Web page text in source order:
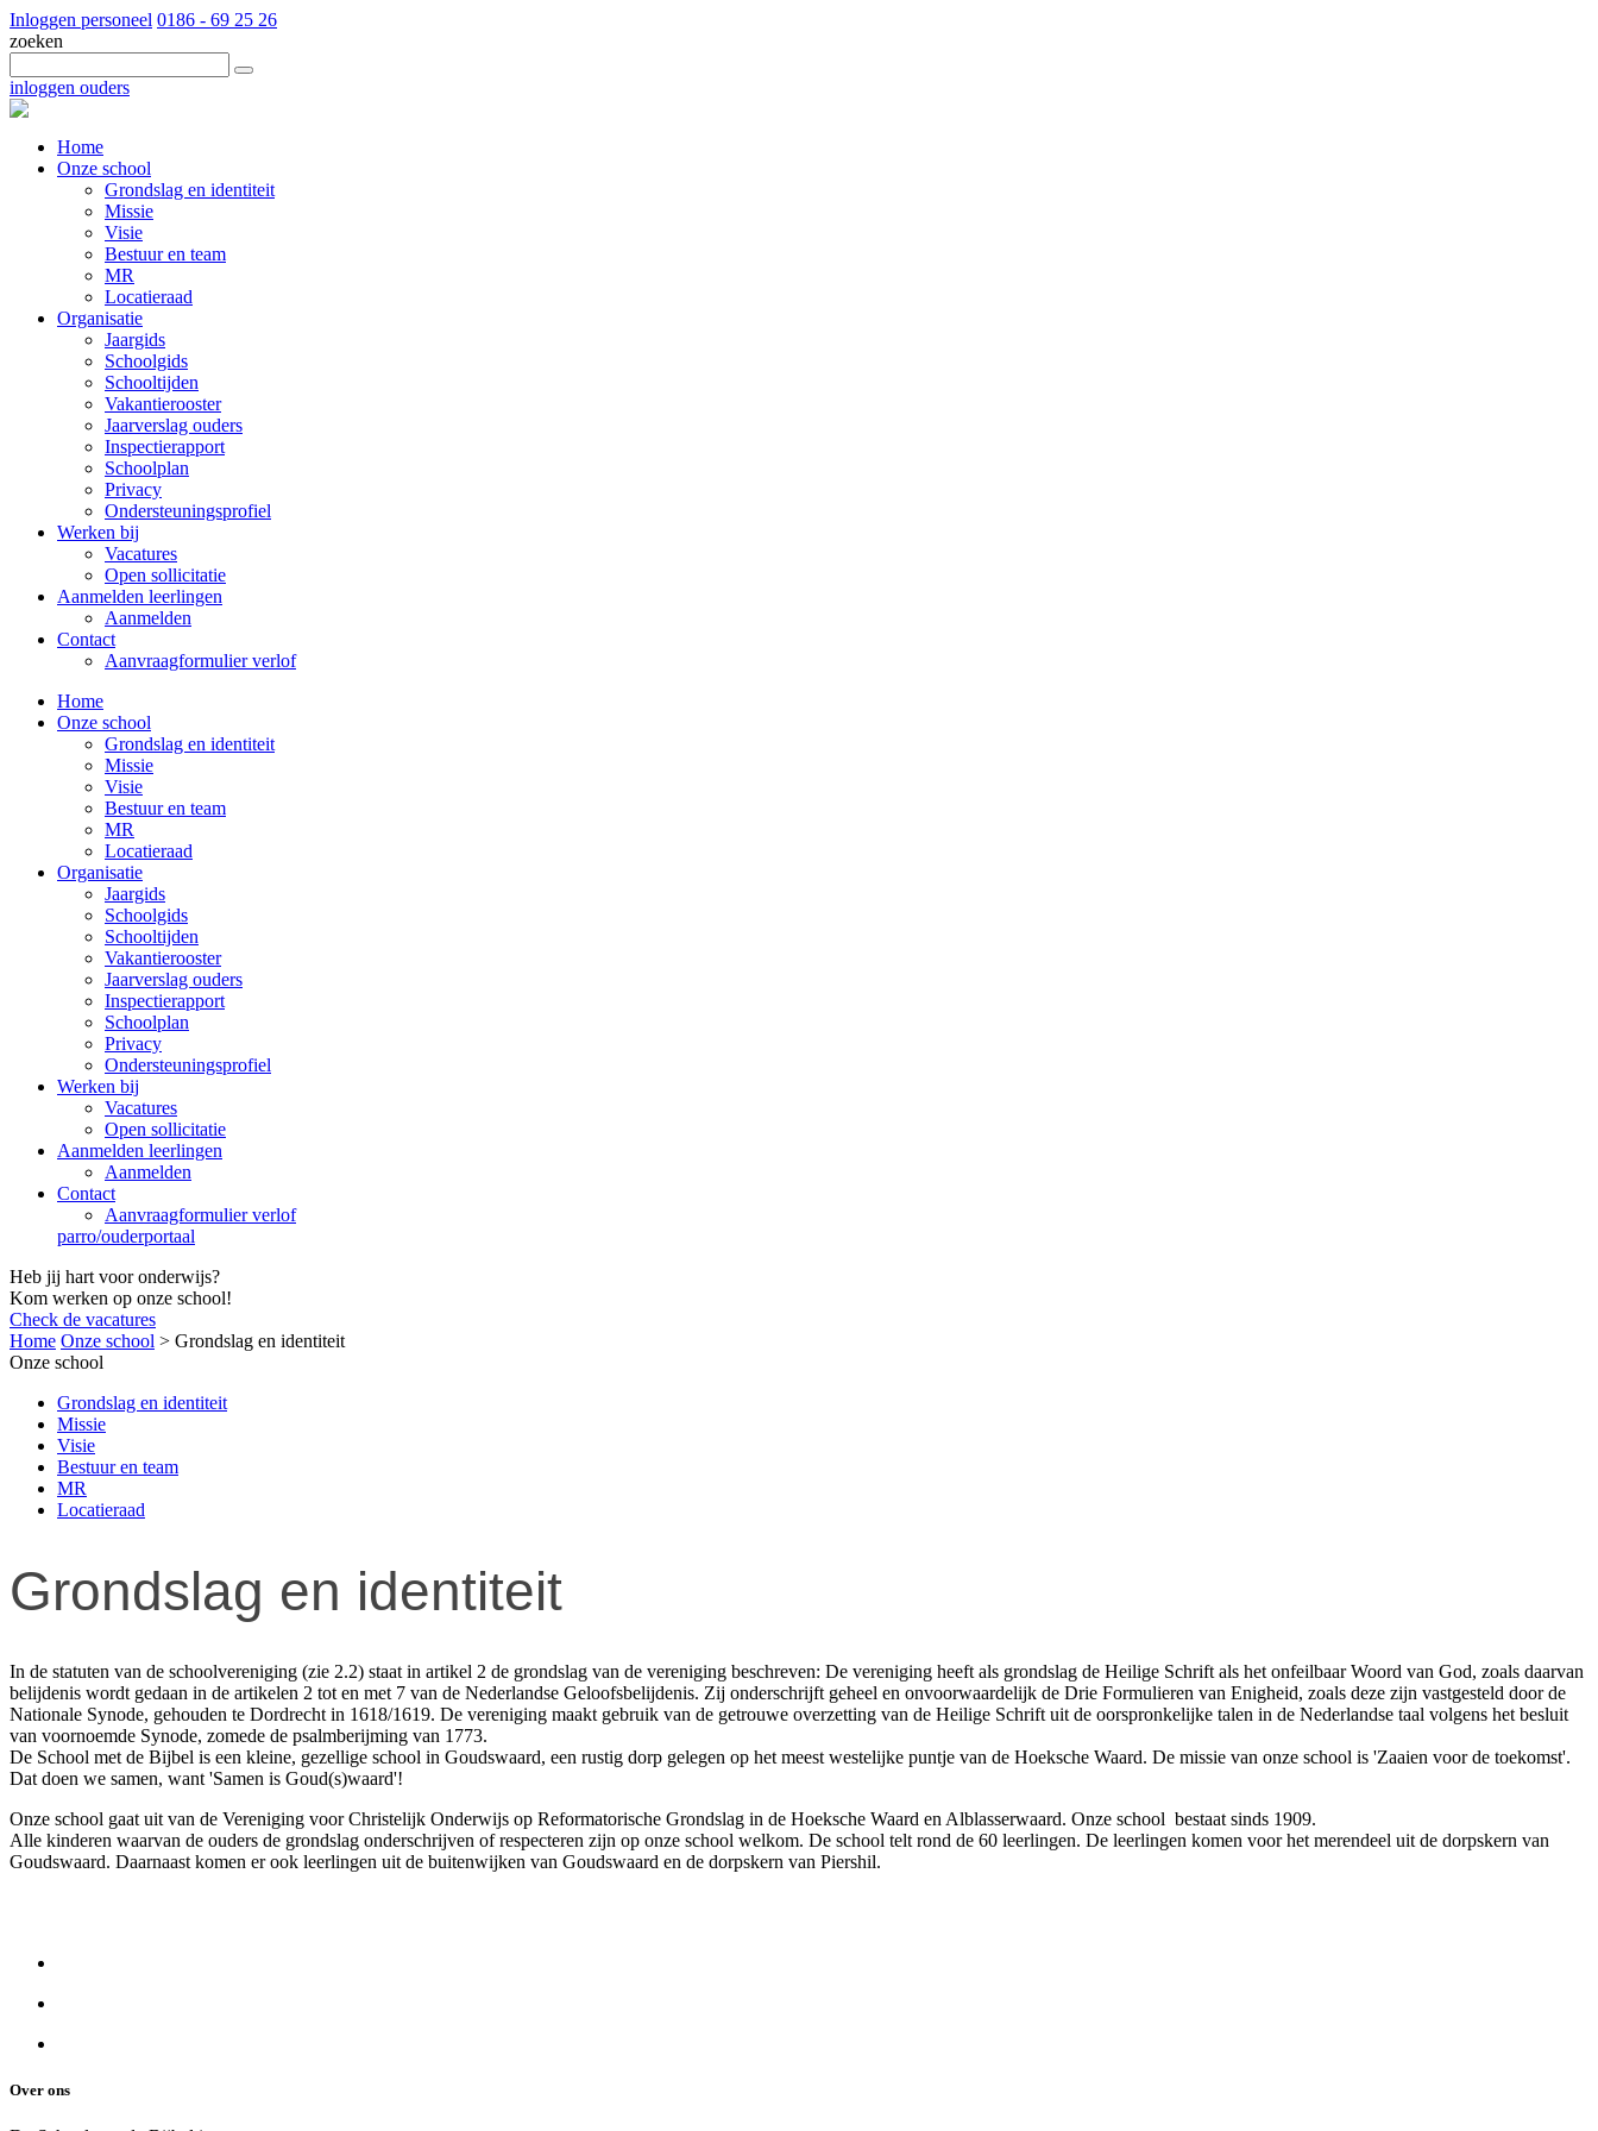
Inloggen personeel 0186 - 69 25 26
zoeken
inloggen ouders
Home
Onze school
Grondslag en identiteit
Missie
Visie
Bestuur en team
MR
Locatieraad
Organisatie
Jaargids
Schoolgids
Schooltijden
Vakantierooster
Jaarverslag ouders
Inspectierapport
Schoolplan
Privacy
Ondersteuningsprofiel
Werken bij
Vacatures
Open sollicitatie
Aanmelden leerlingen
Aanmelden
Contact
Aanvraagformulier verlof
Home
Onze school
Grondslag en identiteit
Missie
Visie
Bestuur en team
MR
Locatieraad
Organisatie
Jaargids
Schoolgids
Schooltijden
Vakantierooster
Jaarverslag ouders
Inspectierapport
Schoolplan
Privacy
Ondersteuningsprofiel
Werken bij
Vacatures
Open sollicitatie
Aanmelden leerlingen
Aanmelden
Contact
Aanvraagformulier verlof
parro/ouderportaal
Heb jij hart voor onderwijs?
Kom werken op onze school!
Check de vacatures
Home Onze school > Grondslag en identiteit
Onze school
Grondslag en identiteit
Missie
Visie
Bestuur en team
MR
Locatieraad
Grondslag en identiteit
In de statuten van de schoolvereniging (zie 2.2) staat in artikel 2 de grondslag van de vereniging beschreven: De vereniging heeft als grondslag de Heilige Schrift als het onfeilbaar Woord van God, zoals daarvan
belijdenis wordt gedaan in de artikelen 2 tot en met 7 van de Nederlandse Geloofsbelijdenis. Zij onderschrijft geheel en onvoorwaardelijk de Drie Formulieren van Enigheid, zoals deze zijn vastgesteld door de
Nationale Synode, gehouden te Dordrecht in 1618/1619. De vereniging maakt gebruik van de getrouwe overzetting van de Heilige Schrift uit de oorspronkelijke talen in de Nederlandse taal volgens het besluit
van voornoemde Synode, zomede de psalmberijming van 1773.
De School met de Bijbel is een kleine, gezellige school in Goudswaard, een rustig dorp gelegen op het meest westelijke puntje van de Hoeksche Waard. De missie van onze school is 'Zaaien voor de toekomst'.
Dat doen we samen, want 'Samen is Goud(s)waard'!
Onze school gaat uit van de Vereniging voor Christelijk Onderwijs op Reformatorische Grondslag in de Hoeksche Waard en Alblasserwaard. Onze school bestaat sinds 1909.
Alle kinderen waarvan de ouders de grondslag onderschrijven of respecteren zijn op onze school welkom. De school telt rond de 60 leerlingen. De leerlingen komen voor het merendeel uit de dorpskern van
Goudswaard. Daarnaast komen er ook leerlingen uit de buitenwijken van Goudswaard en de dorpskern van Piershil.
Over ons